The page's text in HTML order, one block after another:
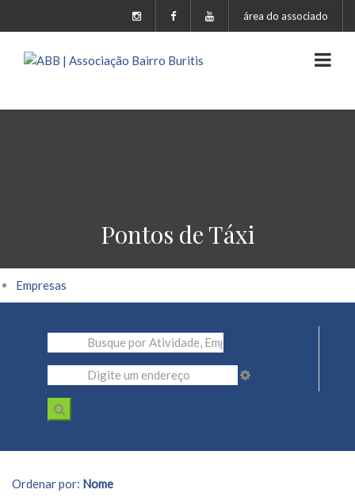
área do associado
Pontos de Táxi
Empresas
Ordenar por: Nome